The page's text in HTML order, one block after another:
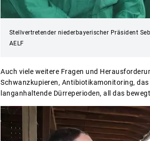
Stellvertretender niederbayerischer Präsident
AELF
Auch viele weitere Fragen und
Schwanzkupieren, Antibiotikamonitoring,
langanhaltende Dürreperioden, all das